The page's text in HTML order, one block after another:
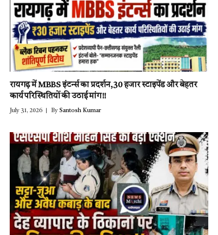
रायगढ़ में MBBS इंटर्न्स का प्रदर्शन,30 हजार स्टाइपेंड और बेहतर
कार्य परिस्थितियों की उठाई मांग!!
July 31, 2026 By Santosh Kumar